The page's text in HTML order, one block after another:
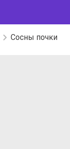
Сосны почки